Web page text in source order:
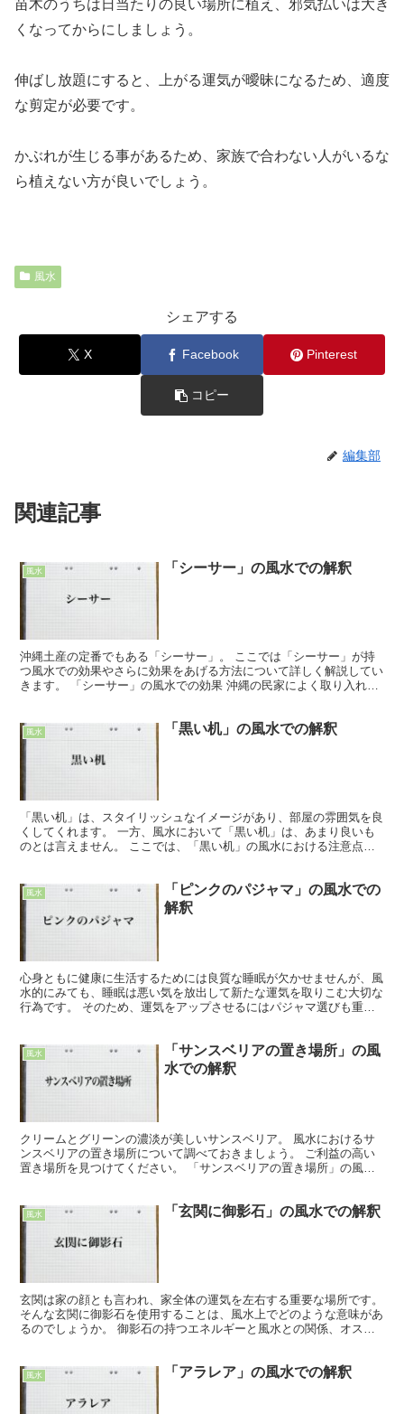
苗木のうちは日当たりの良い場所に植え、邪気払いは大き
くなってからにしましょう。
伸ばし放題にすると、上がる運気が曖昧になるため、適度
な剪定が必要です。
かぶれが生じる事があるため、家族で合わない人がいるな
ら植えない方が良いでしょう。
風水
シェアする
X Facebook Pinterest
コピー
編集部
関連記事
風水 「シーサー」の風水での解釈
沖縄土産の定番でもある「シーサー」。 ここでは「シーサー」が持
つ風水での効果やさらに効果をあげる方法について詳しく解説してい
きます。 「シーサー」の風水での効果 沖縄の民家によく取り入れら
風水 「黒い机」の風水での解釈
「黒い机」は、スタイリッシュなイメージがあり、部屋の雰囲気を良
くしてくれます。 一方、風水において「黒い机」は、あまり良いも
のとは言えません。 ここでは、「黒い机」の風水における注意点
風水
「ピンクのパジャマ」の風水での
解釈
心身ともに健康に生活するためには良質な睡眠が欠かせませんが、風
水的にみても、睡眠は悪い気を放出して新たな運気を取りこむ大切な
行為です。 そのため、運気をアップさせるにはパジャマ選びも重要
風水
「サンスベリアの置き場所」の風
水での解釈
クリームとグリーンの濃淡が美しいサンスベリア。 風水におけるサ
ンスベリアの置き場所について調べておきましょう。 ご利益の高い
置き場所を見つけてください。 「サンスベリアの置き場所」の風水
風水 「玄関に御影石」の風水での解釈
玄関は家の顔とも言われ、家全体の運気を左右する重要な場所です。
そんな玄関に御影石を使用することは、風水上でどのような意味があ
るのでしょうか。 御影石の持つエネルギーと風水との関係、オスス
風水 「アラレア」の風水での解釈